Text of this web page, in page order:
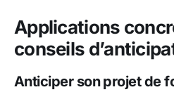
Applications
conseils
Anticiper son projet de